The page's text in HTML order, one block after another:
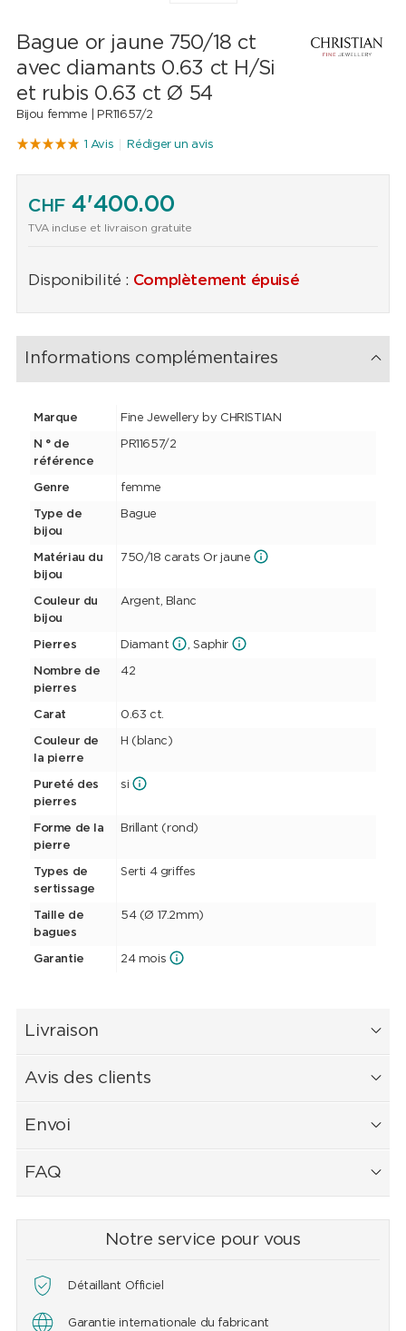
Bague or jaune 750/18 ct
avec diamants 0.63 ct H/Si
et rubis 0.63 ct Ø 54
Bijou femme | PR11657/2
1 Avis Rédiger un avis
CHF4'400.00
TVA incluse et livraison gratuite
Disponibilité : Complètement épuisé
Informations complémentaires
Marque Fine Jewellery by CHRISTIAN
N ° de
référence
PR11657/2
Genre femme
Type de
bijou
Bague
Matériau du
bijou
750/18 carats Or jaune
Couleur du
bijou
Argent, Blanc
Pierres Diamant , Saphir
Nombre de
pierres
42
Carat 0.63 ct.
Couleur de
la pierre
H (blanc)
Pureté des
pierres
si
Forme de la
pierre
Brillant (rond)
Types de
sertissage
Serti 4 griffes
Taille de
bagues
54 (Ø 17.2mm)
Garantie 24 mois
Livraison
Avis des clients
Envoi
FAQ
Notre service pour vous
Détaillant Officiel
Garantie internationale du fabricant